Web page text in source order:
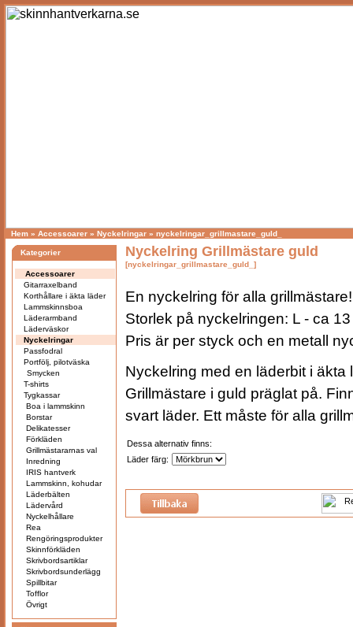
Hem » Accessoarer » Nyckelringar » nyckelringar_grillmastare_guld_
Kategorier
Accessoarer
Gitarraxelband
Korthållare i äkta läder
Lammskinnsboa
Läderarmband
Läderväskor
Nyckelringar
Passfodral
Portfölj, pilotväska
Smycken
T-shirts
Tygkassar
Boa i lammskinn
Borstar
Delikatesser
Förkläden
Grillmästararnas val
Inredning
IRIS hantverk
Lammskinn, kohudar
Läderbälten
Lädervård
Nyckelhållare
Rea
Rengöringsprodukter
Skinnförkläden
Skrivbordsartiklar
Skrivbordsunderlägg
Spillbitar
Tofflor
Övrigt
Nyckelring Grillmästare guld
[nyckelringar_grillmastare_guld_]
En nyckelring för alla grillmästare!
Storlek på nyckelringen: L - ca
Pris är per styck och en metall
Nyckelring med en läderbit i äkta
Grillmästare i guld präglat på.
svart läder. Ett måste för alla
Dessa alternativ finns:
Läder färg: